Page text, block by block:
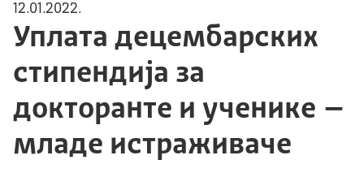
12.01.2022.
Уплата децембарских
стипендија за
докторанте и ученике –
младе истраживаче